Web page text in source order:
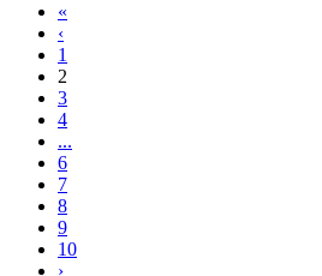
«
‹
1
2
3
4
...
6
7
8
9
10
›